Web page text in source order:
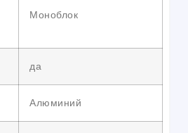
Моноблок
да
Алюминий